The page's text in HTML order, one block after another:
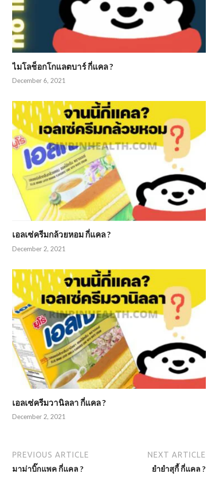
ไมโลช็อกโกแลตบาร์ กี่แคล ?
December 6, 2021
เอลเซ่ครีมกล้วยหอม กี่แคล ?
December 2, 2021
เอลเซ่ครีมวานิลลา กี่แคล ?
December 2, 2021
PREVIOUS ARTICLE
มาม่าบิ๊กแพค กี่แคล ?
NEXT ARTICLE
ยำยำสุกี้ กี่แคล ?